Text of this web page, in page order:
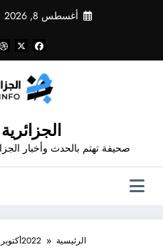
أغسطس 8, 2026
صحيفة تهتم بالحدث وأخبار
الرئيسية 2022أكتوبر